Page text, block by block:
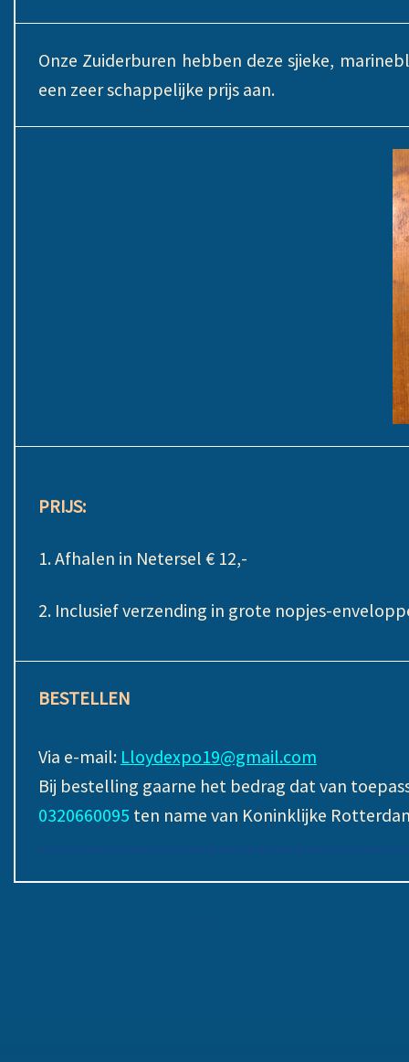
Onze Zuiderburen hebben deze sjieke,
een zeer schappelijke prijs aan.
PRIJS:
1. Afhalen in Netersel € 12,-
2. Inclusief verzending in grote nopjes-
BESTELLEN
Via e-mail: Lloydexpo19@gmail.com
Bij bestelling gaarne het bedrag dat van
0320660095 ten name van Koninklijke
.